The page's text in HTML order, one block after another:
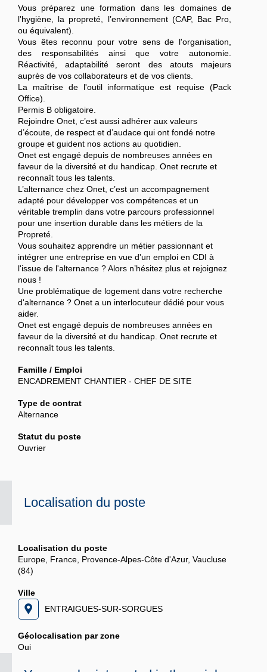
Vous préparez une formation dans les domaines de
l’hygiène, la propreté, l’environnement (CAP, Bac Pro,
ou équivalent).
Vous êtes reconnu pour votre sens de l'organisation,
des responsabilités ainsi que votre autonomie.
Réactivité, adaptabilité seront des atouts majeurs
auprès de vos collaborateurs et de vos clients.
La maîtrise de l'outil informatique est requise (Pack
Office).
Permis B obligatoire.
Rejoindre Onet, c’est aussi adhérer aux valeurs
d’écoute, de respect et d’audace qui ont fondé notre
groupe et guident nos actions au quotidien.
Onet est engagé depuis de nombreuses années en
faveur de la diversité et du handicap. Onet recrute et
reconnaît tous les talents.
L’alternance chez Onet, c’est un accompagnement
adapté pour développer vos compétences et un
véritable tremplin dans votre parcours professionnel
pour une insertion durable dans les métiers de la
Propreté.
Vous souhaitez apprendre un métier passionnant et
intégrer une entreprise en vue d'un emploi en CDI à
l'issue de l'alternance ? Alors n’hésitez plus et rejoignez
nous !
Une problématique de logement dans votre recherche
d'alternance ? Onet a un interlocuteur dédié pour vous
aider.
Onet est engagé depuis de nombreuses années en
faveur de la diversité et du handicap. Onet recrute et
reconnaît tous les talents.
Famille / Emploi
ENCADREMENT CHANTIER - CHEF DE SITE
Type de contrat
Alternance
Statut du poste
Ouvrier
Localisation du poste
Localisation du poste
Europe, France, Provence-Alpes-Côte d'Azur, Vaucluse
(84)
Ville
ENTRAIGUES-SUR-SORGUES
Géolocalisation par zone
Oui